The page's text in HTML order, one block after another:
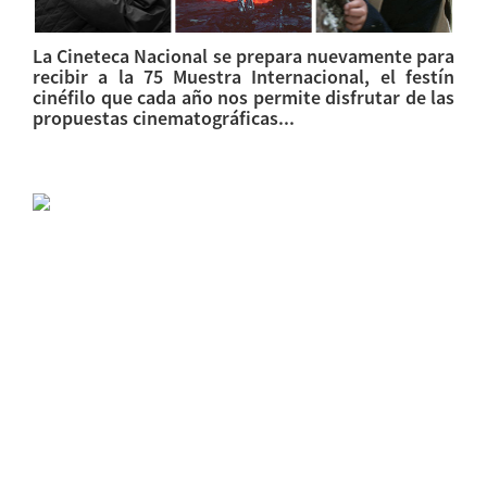
La Cineteca Nacional se prepara nuevamente para
recibir a la 75 Muestra Internacional, el festín
cinéfilo que cada año nos permite disfrutar de las
propuestas cinematográficas...